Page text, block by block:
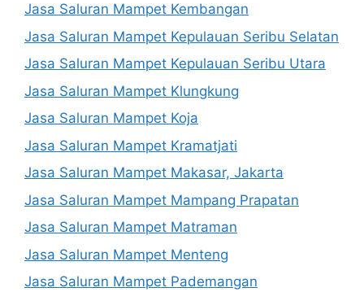
Jasa Saluran Mampet Kembangan
Jasa Saluran Mampet Kepulauan Seribu Selatan
Jasa Saluran Mampet Kepulauan Seribu Utara
Jasa Saluran Mampet Klungkung
Jasa Saluran Mampet Koja
Jasa Saluran Mampet Kramatjati
Jasa Saluran Mampet Makasar, Jakarta
Jasa Saluran Mampet Mampang Prapatan
Jasa Saluran Mampet Matraman
Jasa Saluran Mampet Menteng
Jasa Saluran Mampet Pademangan